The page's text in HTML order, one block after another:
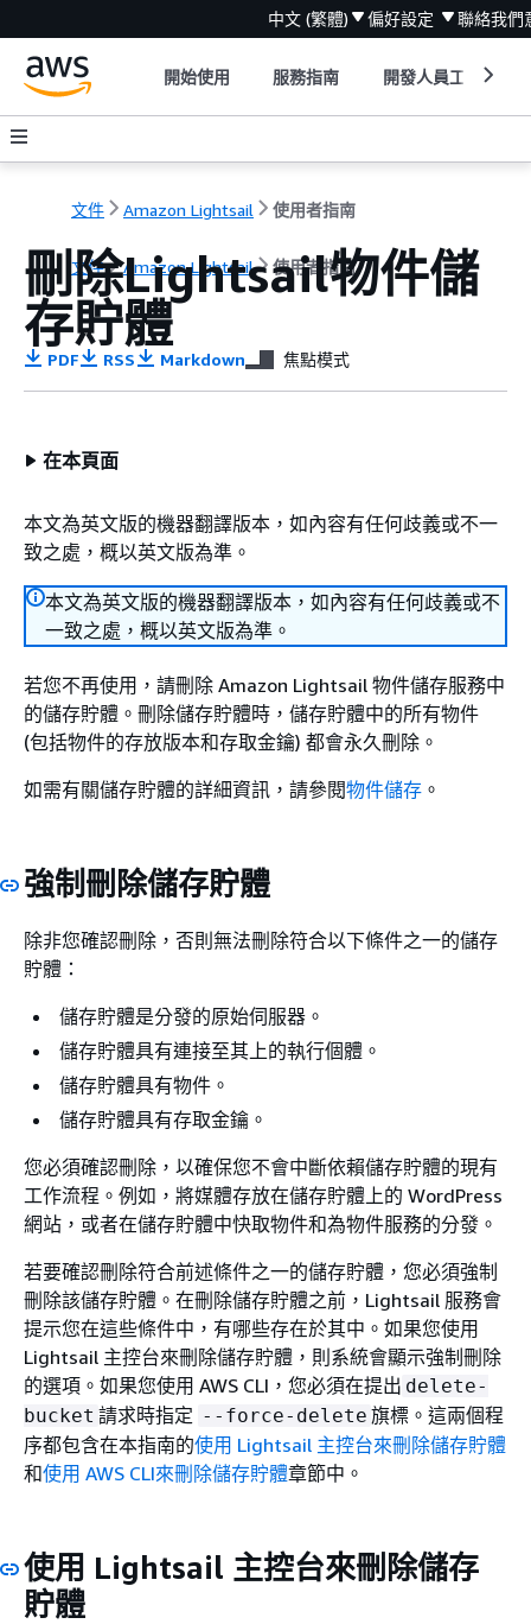
中文 (繁體) 偏好設定 聯絡我們
開始使用 服務指南 開發人員工具
文件 Amazon Lightsail 使用者指南
文件 Amazon Lightsail 使用者指南
刪除Lightsail物件儲
存貯體
PDF RSS Markdown 焦點模式
在本頁面
本文為英文版的機器翻譯版本，如內容有任何歧義或不一
致之處，概以英文版為準。
本文為英文版的機器翻譯版本，如內容有任何歧義或不
一致之處，概以英文版為準。
若您不再使用，請刪除 Amazon Lightsail 物件儲存服務中
的儲存貯體。刪除儲存貯體時，儲存貯體中的所有物件
(包括物件的存放版本和存取金鑰) 都會永久刪除。
如需有關儲存貯體的詳細資訊，請參閱物件儲存 。
強制刪除儲存貯體
除非您確認刪除，否則無法刪除符合以下條件之一的儲存
貯體：
儲存貯體是分發的原始伺服器。
儲存貯體具有連接至其上的執行個體。
儲存貯體具有物件。
儲存貯體具有存取金鑰。
您必須確認刪除，以確保您不會中斷依賴儲存貯體的現有
工作流程。例如，將媒體存放在儲存貯體上的 WordPress
網站，或者在儲存貯體中快取物件和為物件服務的分發。
若要確認刪除符合前述條件之一的儲存貯體，您必須強制
刪除該儲存貯體。在刪除儲存貯體之前，Lightsail 服務會
提示您在這些條件中，有哪些存在於其中。如果您使用
Lightsail 主控台來刪除儲存貯體，則系統會顯示強制刪除
的選項。如果您使用 AWS CLI，您必須在提出 delete-
bucket 請求時指定 --force-delete 旗標。這兩個程
序都包含在本指南的使用 Lightsail 主控台來刪除儲存貯體
和使用 AWS CLI來刪除儲存貯體章節中。
使用 Lightsail 主控台來刪除儲存
貯體